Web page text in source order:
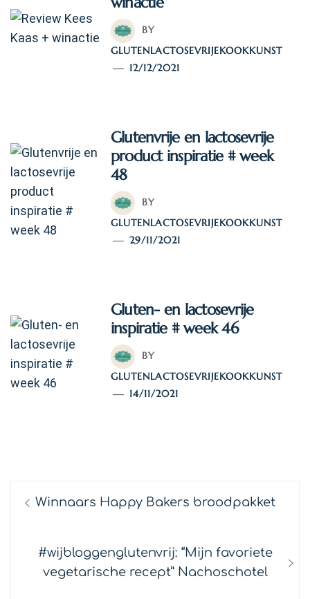
BY
GLUTENLACTOSEVRIJEKOOKKUNST
12/12/2021
Glutenvrije en lactosevrije
product inspiratie # week
48
BY
GLUTENLACTOSEVRIJEKOOKKUNST
29/11/2021
Gluten- en lactosevrije
inspiratie # week 46
BY
GLUTENLACTOSEVRIJEKOOKKUNST
14/11/2021
Bericht
navigatie
Previous
Winnaars Happy Bakers broodpakket
Next
post:
#wijbloggenglutenvrij: “Mijn favoriete
vegetarische recept” Nachoschotel